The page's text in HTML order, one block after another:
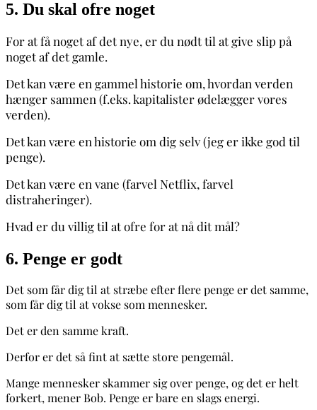
5. Du skal ofre noget
For at få noget af det nye, er du nødt til at give slip på
noget af det gamle.
Det kan være en gammel historie om, hvordan verden
hænger sammen (f.eks. kapitalister ødelægger vores
verden).
Det kan være en historie om dig selv (jeg er ikke god til
penge).
Det kan være en vane (farvel Netflix, farvel
distraheringer).
Hvad er du villig til at ofre for at nå dit mål?
6. Penge er godt
Det som får dig til at stræbe efter flere penge er det samme,
som får dig til at vokse som mennesker.
Det er den samme kraft.
Derfor er det så fint at sætte store pengemål.
Mange mennesker skammer sig over penge, og det er helt
forkert, mener Bob. Penge er bare en slags energi.